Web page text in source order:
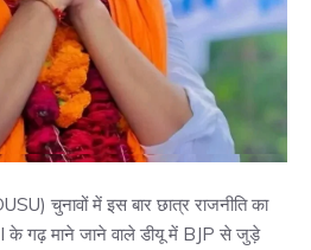
चुनावों में इस बार छात्र राजनीति का
के गढ़ माने जाने वाले डीयू में BJP से जुड़े